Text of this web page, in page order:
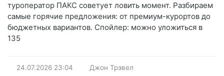
туроператор ПАКС советует ловить момент. Разбираем
самые горячие предложения: от премиум-курортов до
бюджетных вариантов. Спойлер: можно уложиться в
135
24.07.2026 23:04 Джон Трэвел